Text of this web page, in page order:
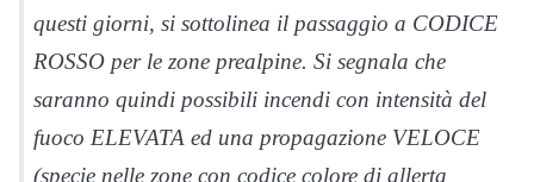
questi giorni, si sottolinea il passaggio a CODICE
ROSSO per le zone prealpine. Si segnala che
saranno quindi possibili incendi con intensità del
fuoco ELEVATA ed una propagazione VELOCE
(specie nelle zone con codice colore di allerta